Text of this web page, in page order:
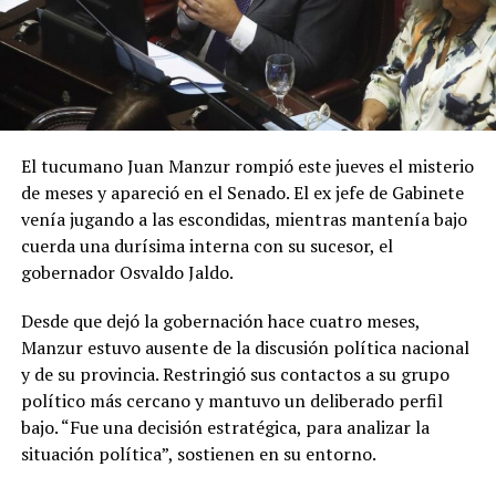
El tucumano Juan Manzur rompió este jueves el misterio
de meses y apareció en el Senado. El ex jefe de Gabinete
venía jugando a las escondidas, mientras mantenía bajo
cuerda una durísima interna con su sucesor, el
gobernador Osvaldo Jaldo.
Desde que dejó la gobernación hace cuatro meses,
Manzur estuvo ausente de la discusión política nacional
y de su provincia. Restringió sus contactos a su grupo
político más cercano y mantuvo un deliberado perfil
bajo. “Fue una decisión estratégica, para analizar la
situación política”, sostienen en su entorno.